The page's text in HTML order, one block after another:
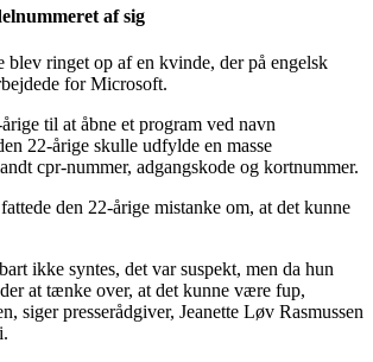
af sig
blev ringet op af en kvinde, der på engelsk
for Microsoft.
til at åbne et program ved navn
22-årige skulle udfylde en masse
cpr-nummer, adgangskode og kortnummer.
den 22-årige mistanke om, at det kunne
ikke syntes, det var suspekt, men da hun
at tænke over, at det kunne være fup,
siger presserådgiver, Jeanette Løv Rasmussen